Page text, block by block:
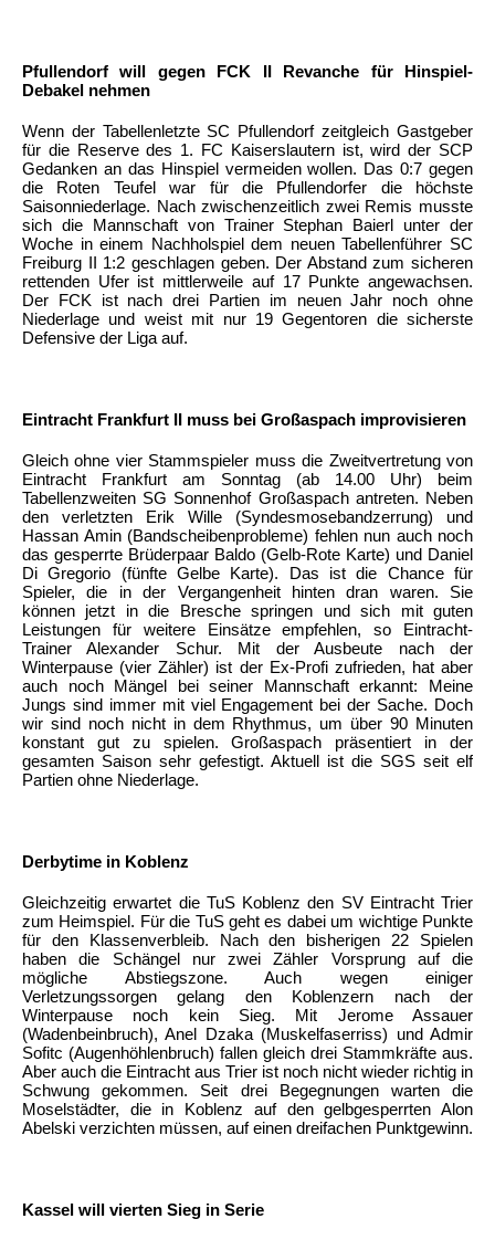
Pfullendorf will gegen FCK II Revanche für Hinspiel-
Debakel nehmen
Wenn der Tabellenletzte SC Pfullendorf zeitgleich Gastgeber
für die Reserve des 1. FC Kaiserslautern ist, wird der SCP
Gedanken an das Hinspiel vermeiden wollen. Das 0:7 gegen
die Roten Teufel war für die Pfullendorfer die höchste
Saisonniederlage. Nach zwischenzeitlich zwei Remis musste
sich die Mannschaft von Trainer Stephan Baierl unter der
Woche in einem Nachholspiel dem neuen Tabellenführer SC
Freiburg II 1:2 geschlagen geben. Der Abstand zum sicheren
rettenden Ufer ist mittlerweile auf 17 Punkte angewachsen.
Der FCK ist nach drei Partien im neuen Jahr noch ohne
Niederlage und weist mit nur 19 Gegentoren die sicherste
Defensive der Liga auf.
Eintracht Frankfurt II muss bei Großaspach improvisieren
Gleich ohne vier Stammspieler muss die Zweitvertretung von
Eintracht Frankfurt am Sonntag (ab 14.00 Uhr) beim
Tabellenzweiten SG Sonnenhof Großaspach antreten. Neben
den verletzten Erik Wille (Syndesmosebandzerrung) und
Hassan Amin (Bandscheibenprobleme) fehlen nun auch noch
das gesperrte Brüderpaar Baldo (Gelb-Rote Karte) und Daniel
Di Gregorio (fünfte Gelbe Karte). Das ist die Chance für
Spieler, die in der Vergangenheit hinten dran waren. Sie
können jetzt in die Bresche springen und sich mit guten
Leistungen für weitere Einsätze empfehlen, so Eintracht-
Trainer Alexander Schur. Mit der Ausbeute nach der
Winterpause (vier Zähler) ist der Ex-Profi zufrieden, hat aber
auch noch Mängel bei seiner Mannschaft erkannt: Meine
Jungs sind immer mit viel Engagement bei der Sache. Doch
wir sind noch nicht in dem Rhythmus, um über 90 Minuten
konstant gut zu spielen. Großaspach präsentiert in der
gesamten Saison sehr gefestigt. Aktuell ist die SGS seit elf
Partien ohne Niederlage.
Derbytime in Koblenz
Gleichzeitig erwartet die TuS Koblenz den SV Eintracht Trier
zum Heimspiel. Für die TuS geht es dabei um wichtige Punkte
für den Klassenverbleib. Nach den bisherigen 22 Spielen
haben die Schängel nur zwei Zähler Vorsprung auf die
mögliche Abstiegszone. Auch wegen einiger
Verletzungssorgen gelang den Koblenzern nach der
Winterpause noch kein Sieg. Mit Jerome Assauer
(Wadenbeinbruch), Anel Dzaka (Muskelfaserriss) und Admir
Sofitc (Augenhöhlenbruch) fallen gleich drei Stammkräfte aus.
Aber auch die Eintracht aus Trier ist noch nicht wieder richtig in
Schwung gekommen. Seit drei Begegnungen warten die
Moselstädter, die in Koblenz auf den gelbgesperrten Alon
Abelski verzichten müssen, auf einen dreifachen Punktgewinn.
Kassel will vierten Sieg in Serie